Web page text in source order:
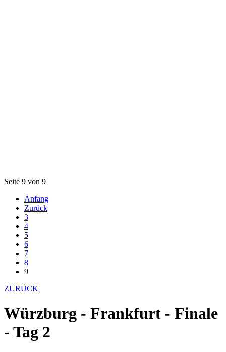
Seite 9 von 9
Anfang
Zurück
3
4
5
6
7
8
9
ZURÜCK
Würzburg - Frankfurt - Finale
- Tag 2